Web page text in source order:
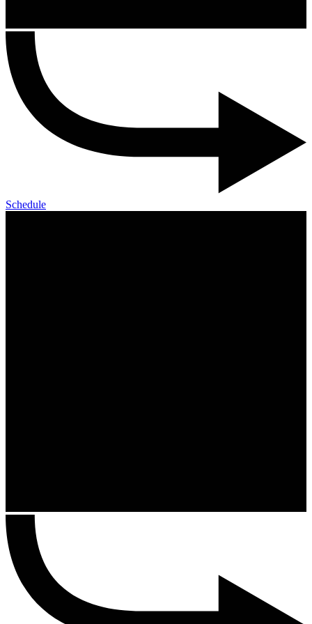
Schedule